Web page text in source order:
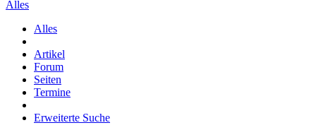
Alles
Alles
Artikel
Forum
Seiten
Termine
Erweiterte Suche